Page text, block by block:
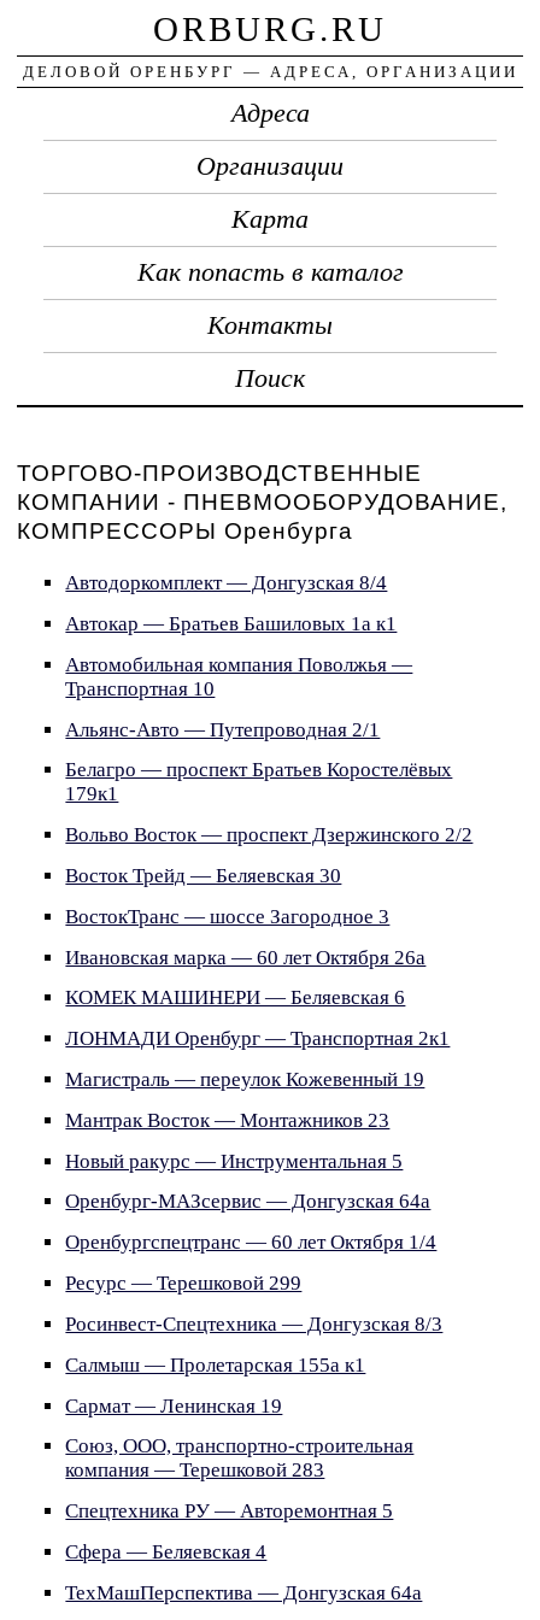
ORBURG.RU
ДЕЛОВОЙ ОРЕНБУРГ — АДРЕСА, ОРГАНИЗАЦИИ
Адреса
Организации
Карта
Как попасть в каталог
Контакты
Поиск
ТОРГОВО-ПРОИЗВОДСТВЕННЫЕ
КОМПАНИИ - ПНЕВМООБОРУДОВАНИЕ,
КОМПРЕССОРЫ Оренбурга
Автодоркомплект — Донгузская 8/4
Автокар — Братьев Башиловых 1а к1
Автомобильная компания Поволжья —
Транспортная 10
Альянс-Авто — Путепроводная 2/1
Белагро — проспект Братьев Коростелёвых
179к1
Вольво Восток — проспект Дзержинского 2/2
Восток Трейд — Беляевская 30
ВостокТранс — шоссе Загородное 3
Ивановская марка — 60 лет Октября 26а
КОМЕК МАШИНЕРИ — Беляевская 6
ЛОНМАДИ Оренбург — Транспортная 2к1
Магистраль — переулок Кожевенный 19
Мантрак Восток — Монтажников 23
Новый ракурс — Инструментальная 5
Оренбург-МАЗсервис — Донгузская 64а
Оренбургспецтранс — 60 лет Октября 1/4
Ресурс — Терешковой 299
Росинвест-Спецтехника — Донгузская 8/3
Салмыш — Пролетарская 155а к1
Сармат — Ленинская 19
Союз, ООО, транспортно-строительная
компания — Терешковой 283
Спецтехника РУ — Авторемонтная 5
Сфера — Беляевская 4
ТехМашПерспектива — Донгузская 64а